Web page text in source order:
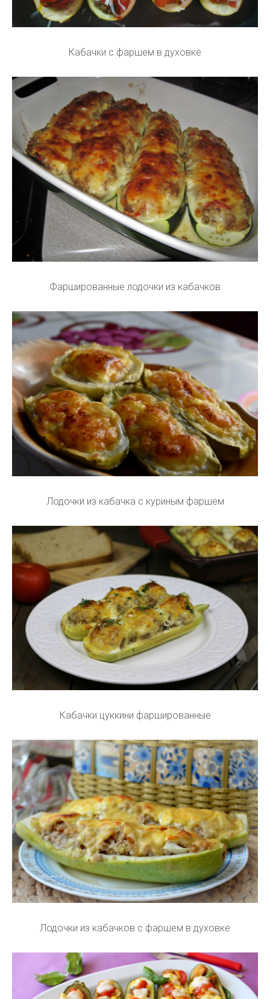
Кабачки с фаршем в духовке
Фаршированные лодочки из кабачков
Лодочки из кабачка с куриным фаршем
Кабачки цуккини фаршированные
Лодочки из кабачков с фаршем в духовке